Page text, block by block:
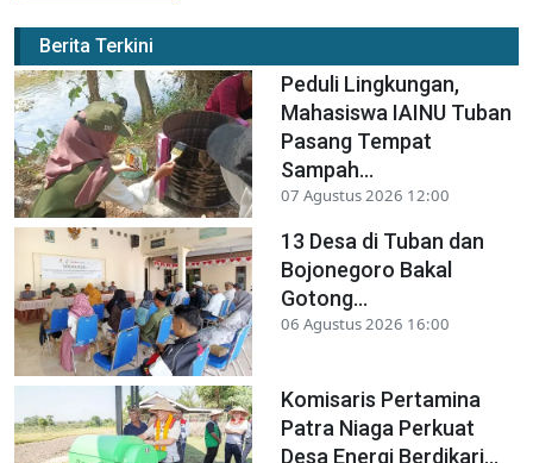
Berita Terkini
Peduli Lingkungan,
Mahasiswa IAINU Tuban
Pasang Tempat
Sampah...
07 Agustus 2026 12:00
13 Desa di Tuban dan
Bojonegoro Bakal
Gotong...
06 Agustus 2026 16:00
Komisaris Pertamina
Patra Niaga Perkuat
Desa Energi Berdikari...